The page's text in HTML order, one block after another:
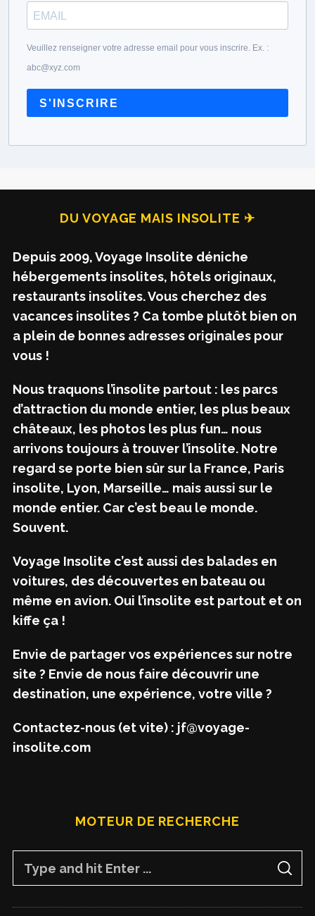
Veuillez renseigner votre adresse email pour vous inscrire. Ex. :
abc@xyz.com
S'INSCRIRE
DU VOYAGE MAIS INSOLITE ✈
Depuis 2009, Voyage Insolite déniche
hébergements insolites, hôtels originaux,
restaurants insolites. Vous cherchez des
vacances insolites ? Ca tombe plutôt bien on
a plein de bonnes adresses originales pour
vous !
Nous traquons l’insolite partout : les parcs
d’attraction du monde entier, les plus beaux
châteaux, les photos les plus fun… nous
arrivons toujours à trouver l’insolite. Notre
regard se porte bien sûr sur la France, Paris
insolite, Lyon, Marseille… mais aussi sur le
monde entier. Car c’est beau le monde.
Souvent.
Voyage Insolite c’est aussi des balades en
voitures, des découvertes en bateau ou
même en avion. Oui l’insolite est partout et on
kiffe ça !
Envie de partager vos expériences sur notre
site ? Envie de nous faire découvrir une
destination, une expérience, votre ville ?
Contactez-nous (et vite) : jf@voyage-
insolite.com
MOTEUR DE RECHERCHE
S
A
C